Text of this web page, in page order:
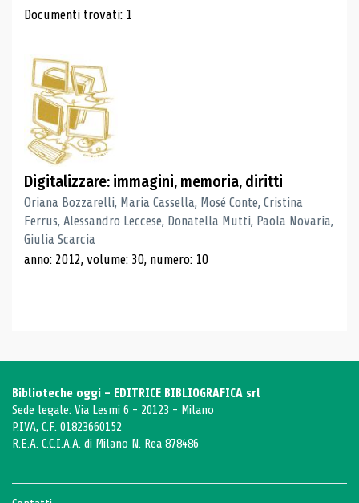
Risultati di ricerca
Documenti trovati: 1
Digitalizzare: immagini, memoria, diritti
Oriana Bozzarelli, Maria Cassella, Mosé Conte, Cristina
Ferrus, Alessandro Leccese, Donatella Mutti, Paola Novaria,
Giulia Scarcia
anno: 2012, volume: 30, numero: 10
Biblioteche oggi - EDITRICE BIBLIOGRAFICA srl
Sede legale: Via Lesmi 6 - 20123 - Milano
P.IVA, C.F. 01823660152
R.E.A. C.C.I.A.A. di Milano N. Rea 878486